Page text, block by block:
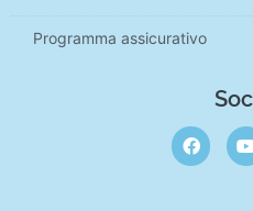
Programma assicurativo